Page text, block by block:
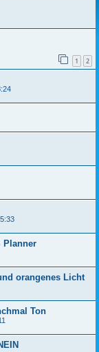
1 2
Planner
orangenes Licht
Ton